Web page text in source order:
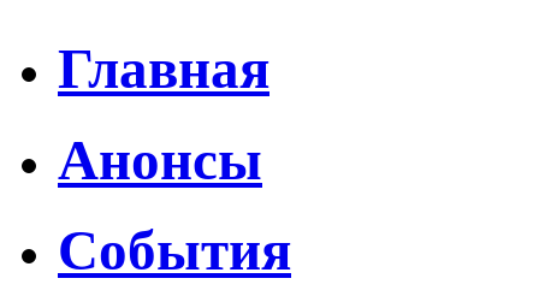
Главная
Анонсы
События